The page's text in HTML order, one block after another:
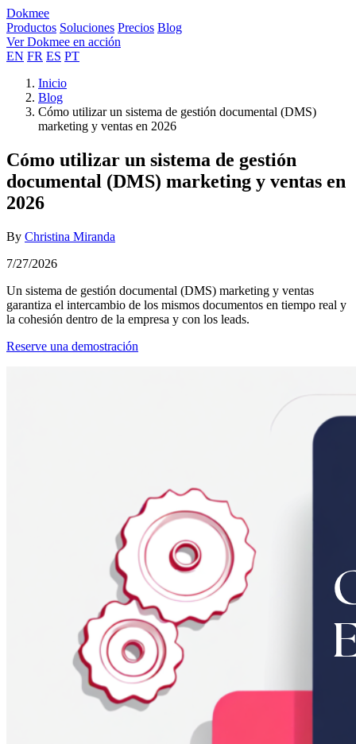
Dokmee
Productos Soluciones Precios Blog
Ver Dokmee en acción
EN FR ES PT
Inicio
Blog
Cómo utilizar un sistema de gestión documental (DMS)
marketing y ventas en 2026
Cómo utilizar un sistema de gestión
documental (DMS) marketing y ventas en
2026
By Christina Miranda
7/27/2026
Un sistema de gestión documental (DMS) marketing y ventas
garantiza el intercambio de los mismos documentos en tiempo real y
la cohesión dentro de la empresa y con los leads.
Reserve una demostración